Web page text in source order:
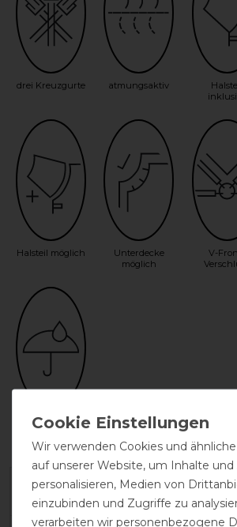
drei Kreuzgurte atmungsaktiv
Halsteil möglich
Unterdecke
möglich
V-
wasserdicht
Herstellergarantie
Wir verwenden Cookies und
auf unserer Website, um Inhalte
personalisieren, Medien von
einzubinden und Zugriffe zu
verarbeiten wir personenbezogene